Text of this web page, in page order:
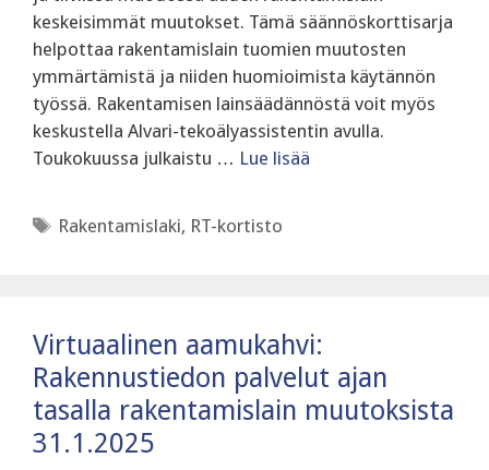
keskeisimmät muutokset. Tämä säännöskorttisarja
helpottaa rakentamislain tuomien muutosten
ymmärtämistä ja niiden huomioimista käytännön
työssä. Rakentamisen lainsäädännöstä voit myös
keskustella Alvari-tekoälyassistentin avulla.
Toukokuussa julkaistu … Lue lisää
Avainsanat
Rakentamislaki, RT-kortisto
Virtuaalinen aamukahvi:
Rakennustiedon palvelut ajan
tasalla rakentamislain muutoksista
31.1.2025